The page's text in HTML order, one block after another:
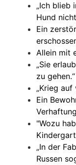
„Ich blieb
Hund
Ein
Allein mit
„Sie
zu gehen.“
„Krieg auf
Ein
"Wozu
„In der
Russen